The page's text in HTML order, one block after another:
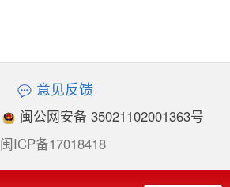
意见反馈
闽公网安备 35021102001363号
闽ICP备17018418